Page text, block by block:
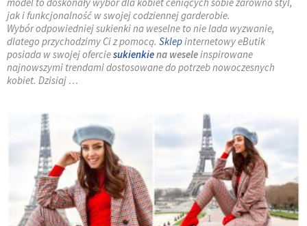
model to doskonały wybór dla kobiet ceniących sobie zarówno styl,
jak i funkcjonalność w swojej codziennej garderobie.
Wybór odpowiedniej sukienki na weselne to nie lada wyzwanie,
dlatego przychodzimy Ci z pomocą. Sklepinternetowy eButik
posiada w swojej oferciesukienkiena weseleinspirowane
najnowszymi trendami dostosowane do potrzeb nowoczesnych
kobiet. Dzisiaj …